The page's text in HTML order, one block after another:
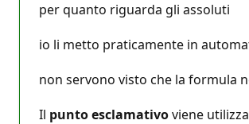
n
per quanto riguarda gli assoluti
io li metto praticamente in
non servono visto che la formula
Il punto esclamativoviene